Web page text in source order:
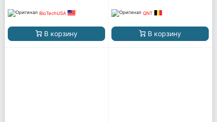
BioTechUSA
В корзину
QNT
В корзину